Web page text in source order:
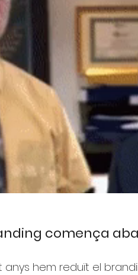
comença
anys hem reduït el